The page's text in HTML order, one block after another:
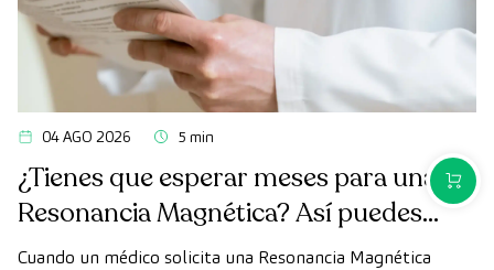
04 AGO 2026 5 min
¿Tienes que esperar meses para una
Resonancia Magnética? Así puedes
realizarte la prueba de forma rápida
Cuando un médico solicita una Resonancia Magnética